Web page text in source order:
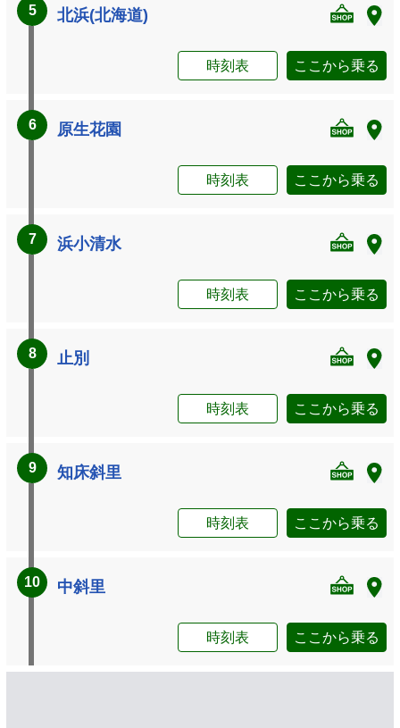
5 北浜(北海道)
時刻表 ここから乗る
6 原生花園
時刻表 ここから乗る
7 浜小清水
時刻表 ここから乗る
8 止別
時刻表 ここから乗る
9 知床斜里
時刻表 ここから乗る
10 中斜里
時刻表 ここから乗る